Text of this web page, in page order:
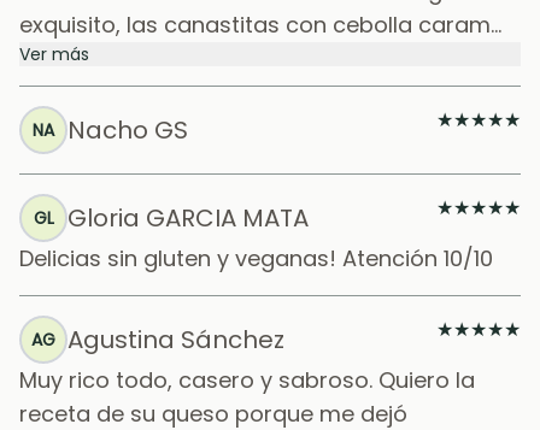
exquisito, las canastitas con cebolla caram...
Ver más
NA Nacho GS ★★★★★
GL Gloria GARCIA MATA ★★★★★
Delicias sin gluten y veganas! Atención 10/10
AG Agustina Sánchez ★★★★★
Muy rico todo, casero y sabroso. Quiero la
receta de su queso porque me dejó